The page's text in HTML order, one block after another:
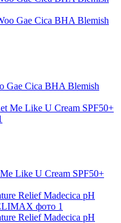
Gae Cica BHA Blemish
Like U Cream SPF50+